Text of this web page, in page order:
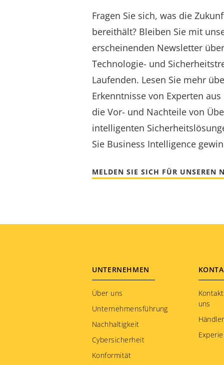
Fragen Sie sich, was die
bereithält? Bleiben Sie mit
erscheinenden Newsletter
Technologie- und
Laufenden. Lesen Sie mehr
Erkenntnisse von Experten
die Vor- und Nachteile von
intelligenten
Sie Business Intelligence
MELDEN SIE SICH FÜR UNSEREN
Footer
menu
UNTERNEHMEN
Über uns
Unternehmensführung
Nachhaltigkeit
Cybersicherheit
Konformität
uns